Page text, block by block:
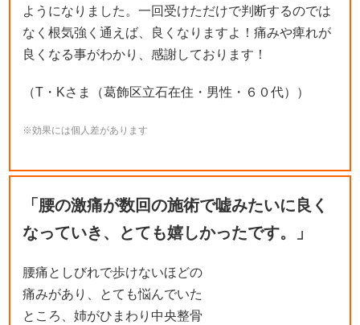
ようになりました。一回受けただけで判断するのでは
なく根気強く通えば、良くなりますよ！痛みや痺れが
良くなる事がわかり、感謝しております！
（T・Kさま（葛飾区立石在住・男性・６０代））
※効果には個人差があります
「腰の激痛が数回の施術で嘘みたいに良く
なっていき、とても嬉しかったです。」
腰痛としびれで歩けないほどの
痛みがあり、とても悩んでいた
ところ、姉がひまわり中央整骨